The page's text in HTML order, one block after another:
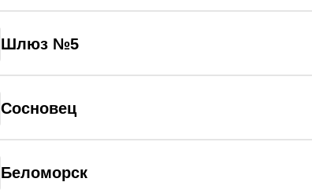
Шлюз №5
Сосновец
Беломорск